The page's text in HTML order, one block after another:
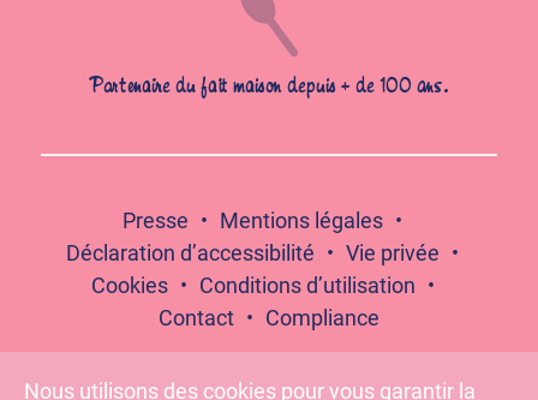
Partenaire du fait maison depuis + de 100 ans.
Presse
Mentions légales
Déclaration d’accessibilité
Vie privée
Cookies
Conditions d’utilisation
Contact
Compliance
Nous utilisons des cookies pour vous garantir la